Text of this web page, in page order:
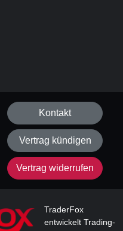
Kontakt
Vertrag kündigen
Vertrag widerrufen
TraderFox
entwickelt Trading-